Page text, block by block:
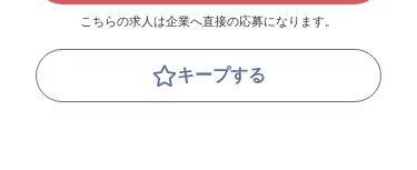
こちらの求人は企業へ直接の応募になります。
キープする